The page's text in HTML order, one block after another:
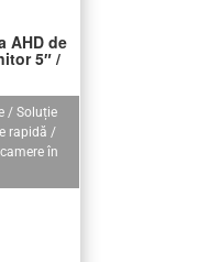
/ Soluție
rapidă /
în
AHD de
5″ /